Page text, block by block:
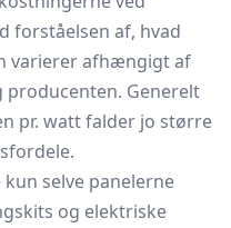
forståelsen af, hvad
varierer afhængigt af
Generelt
pr. watt falder jo større
selve panelerne
og elektriske